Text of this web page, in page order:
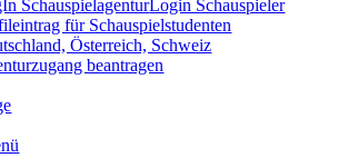
SchauspielagenturLogin Schauspieler
für Schauspielstudenten
Österreich, Schweiz
beantragen